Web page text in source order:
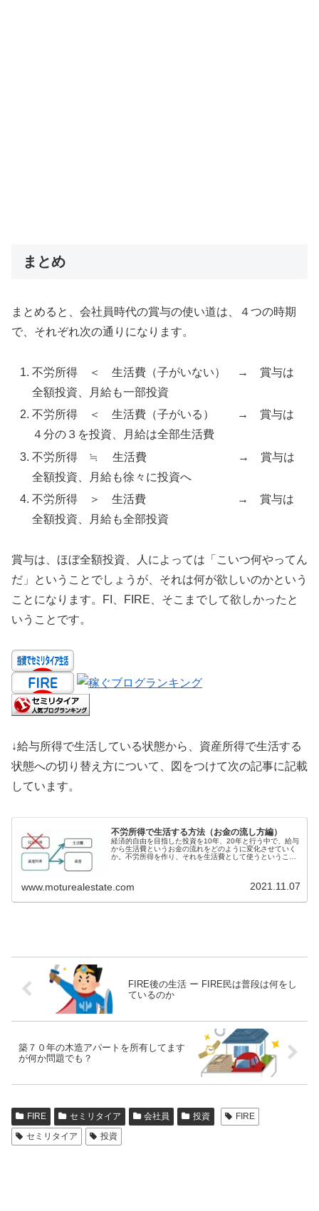
まとめ
まとめると、会社員時代の賞与の使い道は、４つの時期
で、それぞれ次の通りになります。
不労所得 ＜ 生活費（子がいない） → 賞与は
全額投資、月給も一部投資
不労所得 ＜ 生活費（子がいる） → 賞与は
４分の３を投資、月給は全部生活費
不労所得 ≒ 生活費 → 賞与は
全額投資、月給も徐々に投資へ
不労所得 ＞ 生活費 → 賞与は
全額投資、月給も全部投資
賞与は、ほぼ全額投資、人によっては「こいつ何やってん
だ」ということでしょうが、それは何が欲しいのかという
ことになります。FI、FIRE、そこまでして欲しかったと
いうことです。
↓給与所得で生活している状態から、資産所得で生活する
状態への切り替え方について、図をつけて次の記事に記載
しています。
不労所得で生活する方法（お金の流し方編）
経済的自由を目指した投資を10年、20年と行う中で、給与
から生活費というお金の流れをどのように変化させていく
か。不労所得を作り、それを生活費として使うということ
www.moturealestate.com 2021.11.07
FIRE後の生活 ー FIRE民は普段は何をし
ているのか
築７０年の木造アパートを所有してます
が何か問題でも？
FIRE セミリタイア 会社員 投資
FIRE
セミリタイア
投資